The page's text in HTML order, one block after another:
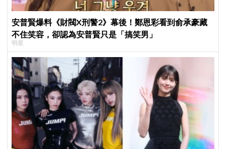
安普賢爆料《財閥X刑警2》幕後！鄭恩彩看到俞承豪藏
不住笑容，卻認為安普賢只是「搞笑男」
明星